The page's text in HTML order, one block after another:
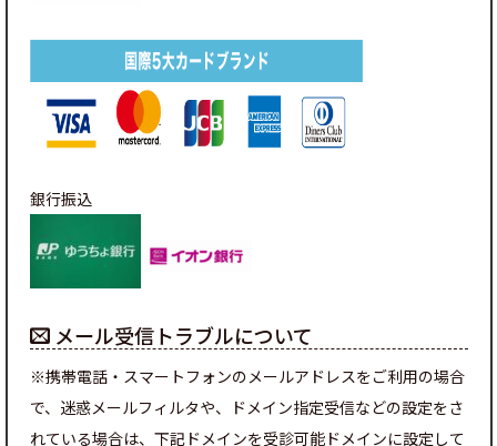
銀行振込
メール受信トラブルについて
※携帯電話・スマートフォンのメールアドレスをご利用の場合
で、迷惑メールフィルタや、ドメイン指定受信などの設定をさ
れている場合は、下記ドメインを受診可能ドメインに設定して